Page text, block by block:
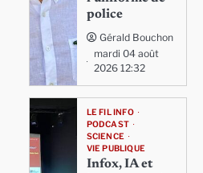
police
Gérald Bouchon
mardi 04 août
2026 12:32
LE FIL INFO
PODCAST
SCIENCE
VIE PUBLIQUE
Infox, IA et